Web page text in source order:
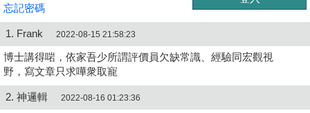
忘記密碼
1. Frank 2022-08-15 21:58:23
博士講得啱，依家吾少所謂評價員欠缺常識、經驗同宏觀視
野，寫文章只求嘩衆取寵
2. 神邏輯 2022-08-16 01:23:36